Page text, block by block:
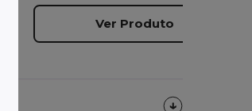
Ver Produto